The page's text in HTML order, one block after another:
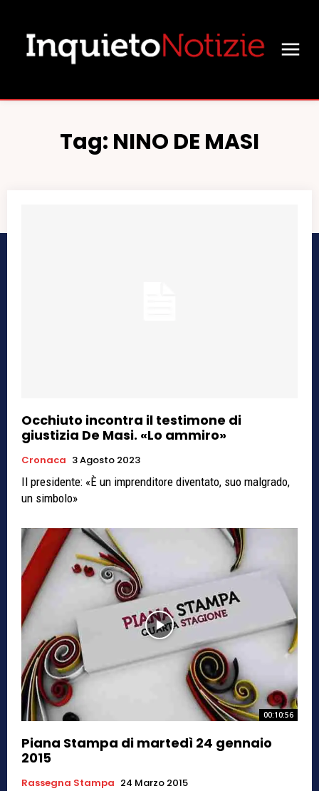
Tag: NINO DE MASI
Occhiuto incontra il testimone di
giustizia De Masi. «Lo ammiro»
Cronaca 3 Agosto 2023
Il presidente: «È un imprenditore diventato, suo malgrado,
un simbolo»
00:10:56
Piana Stampa di martedì 24 gennaio
2015
Rassegna Stampa 24 Marzo 2015